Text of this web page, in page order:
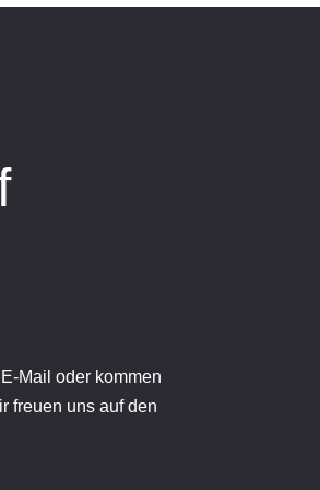
Mail oder kommen
freuen uns auf den